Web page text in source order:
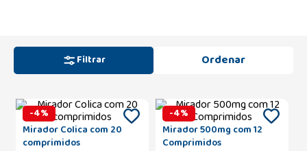
Filtrar
-4%
Mirador Colica com 20
comprimidos
-4%
Mirador 500mg com 12
Comprimidos